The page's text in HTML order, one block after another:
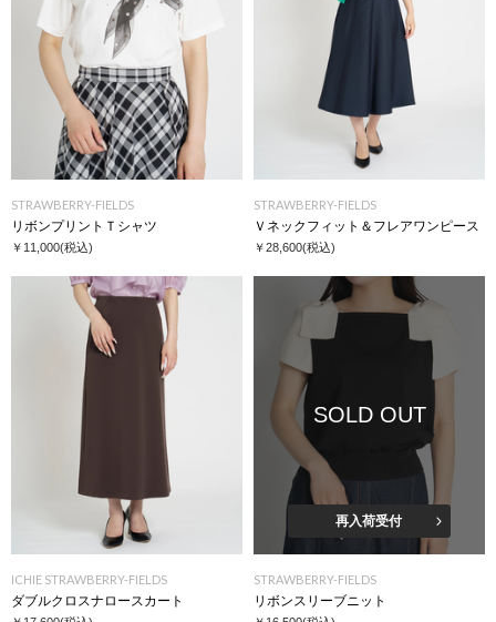
STRAWBERRY-FIELDS
リボンプリントＴシャツ
￥11,000(税込)
STRAWBERRY-FIELDS
Ｖネックフィット＆フレアワンピース
￥28,600(税込)
ICHIE STRAWBERRY-FIELDS
ダブルクロスナロースカート
SOLD OUT
再入荷受付
STRAWBERRY-FIELDS
リボンスリーブニット